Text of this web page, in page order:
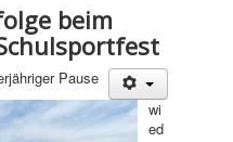
beim
Pause
wi
ed